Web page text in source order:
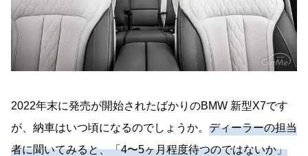
2022年末に発売が開始されたばかりのBMW 新型X7です
が、納車はいつ頃になるのでしょうか。 ディーラーの担当
者に聞いてみると、「4〜5ヶ月程度待つのではないか」